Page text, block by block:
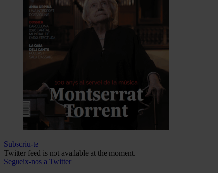
Subscriu-te
Twitter feed is not available at the moment.
Segueix-nos a Twitter